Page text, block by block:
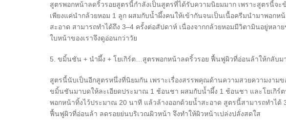
สูตรพอกหน้าลดริ้วรอยสูตรนี้กำลังเป็นสูตรที่ได้รับความนิยมมาก เพราะสูตรนี้จ
เพียงแค่นำกล้วยหอม 1 ลูก ผสมกับน้ำผึ้งคนให้เข้ากันจนเป็นเนื้อครีมนำมาพอก
สะอาด สามารถทำได้ถึง 3–4 ครั้งต่อสัปดาห์ เนื่องจากกล้วยหอมมีวิตามินอยู่หล
ใบหน้าของเราจึงดูอ่อนกว่าวัย
5. ขมิ้นชัน + นำผึ้ง + โยเกิร์ต…สูตรพอกหน้าลดริ้วรอย ฟื้นฟูผิวที่อ่อนล้าให้กลับม
สูตรนี้นับเป็นอีกสูตรหนึ่งที่นิยมกัน เพราะเรื่องสรรพคุณด้านความสวยความงาม
ขมิ้นชันมาบดให้ละเอียดประมาณ 1 ช้อนชา ผสมกับน้ำผึ้ง 1 ช้อนชา และโยเกิร์
พอกหน้าทิ้งไว้ประมาณ 20 นาที แล้วล้างออกด้วยน้ำสะอาด สูตรนี้สามารถทำไ
ฟื้นฟูผิวที่อ่อนล้า ลดรอยย่นบริเวณผิวหน้า จึงทำให้ผิวหน้าเปล่งปลั่งสดใส